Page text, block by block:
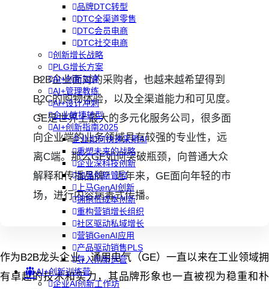
品牌DTC转型
DTC全渠道零售
DTC会员电商
DTC社交电商
创新增长战略
PLG增长方案
AI+创新加速
AI+管理教练
AI+设计冲刺
企业敏捷转型
AI+创新指南2025
企业如何快速采用AI
重塑未来的战略
企业深科技创新
加强创新管控
上马GenAI创新
拥抱低成本创新
重构营销增长组织
社区驱动私域增长
营销GenAI应用
产品驱动销售PLS
导入创新运营
AI+创新训练营
企业AI创新工作坊
B2B企业面对的采购者，也越来越希望得到
B2C的购物体验，以及全渠道能力和可见度。
GE是世界上最大的多元化服务公司，很多面
向企业端的业务领域具有较强的专业性，远
离C端。那么GE如何突破瓶颈，向普通大众
解释和传播品牌？近年来，GE面向年轻的市
场，进行内容病毒式传播。
作为B2B龙头企业，通用电气（GE）一直以来在工业领域拥
有卓越的技术和实力，其品牌形象也一直被视为稳重和朴